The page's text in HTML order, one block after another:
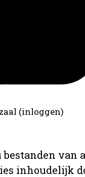
(inloggen)
bestanden
inhoudelijk